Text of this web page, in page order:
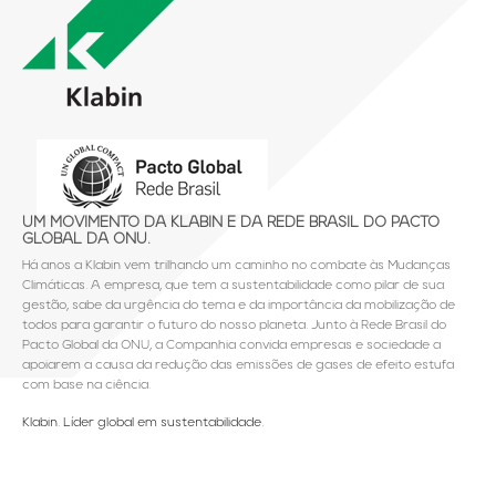
UM MOVIMENTO DA KLABIN E DA REDE BRASIL DO PACTO
GLOBAL DA ONU.
Há anos a Klabin vem trilhando um caminho no combate às Mudanças
Climáticas. A empresa, que tem a sustentabilidade como pilar de sua
gestão, sabe da urgência do tema e da importância da mobilização de
todos para garantir o futuro do nosso planeta. Junto à Rede Brasil do
Pacto Global da ONU, a Companhia convida empresas e sociedade a
apoiarem a causa da redução das emissões de gases de efeito estufa
com base na ciência.
Klabin. Líder global em sustentabilidade.